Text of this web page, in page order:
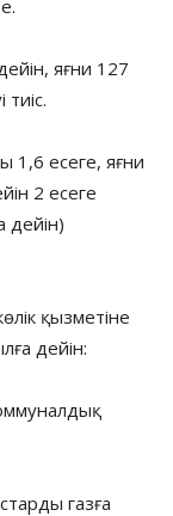
яғни 127
1,6 есеге, яғни
2 есеге
қызметіне
дейін:
газға